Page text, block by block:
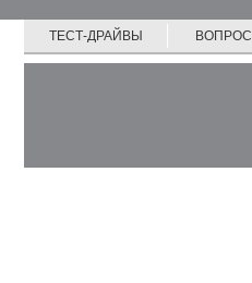
ТЕСТ-ДРАЙВЫ